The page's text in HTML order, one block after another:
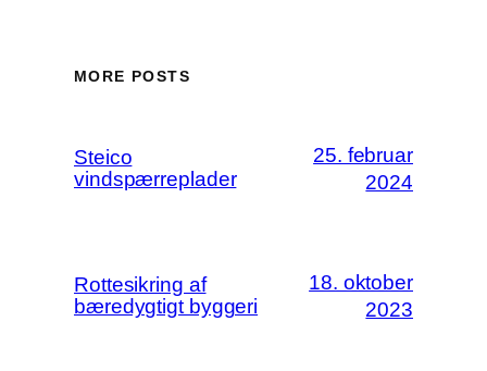
MORE POSTS
Steico
vindspærreplader
25. februar
2024
Rottesikring af
bæredygtigt byggeri
18. oktober
2023